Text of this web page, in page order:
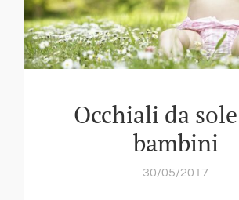
Occhiali da
bambini
30/05/2017